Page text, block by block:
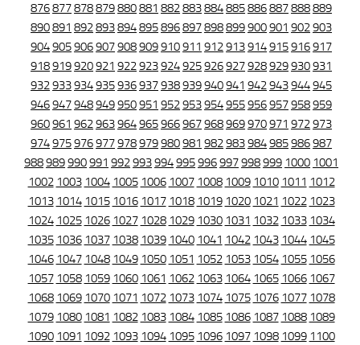
876877878879880881 882883884885886887888889
890891 892893894895896897898899900901 902903
904905906907908909910911 912913914915916917
918919920921 922923924925926927928929930931
932933934935936937938939940941 942943944945
946947948949950951 952953954955956957958959
960961 962963964965966967968969970971 972973
974975976977978979980981 982983984985986987
988989990991 992993994995996997998999 1000 1001
1002 1003 1004 1005 1006 1007 1008 1009 1010 1011 1012
1013 1014 1015 1016 1017 1018 1019 1020 1021 1022 1023
1024 1025 1026 1027 1028 1029 1030 1031 1032 1033 1034
1035 1036 1037 1038 1039 1040 1041 1042 1043 1044 1045
1046 1047 1048 1049 1050 1051 1052 1053 1054 1055 1056
1057 1058 1059 1060 1061 1062 1063 1064 1065 1066 1067
1068 1069 1070 1071 1072 1073 1074 1075 1076 1077 1078
1079 1080 1081 1082 1083 1084 1085 1086 1087 1088 1089
1090 1091 1092 1093 1094 1095 1096 1097 1098 1099 1100